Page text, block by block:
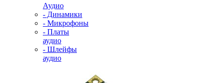
Аудио
- Динамики
- Микрофоны
- Платы
аудио
- Шлейфы
аудио